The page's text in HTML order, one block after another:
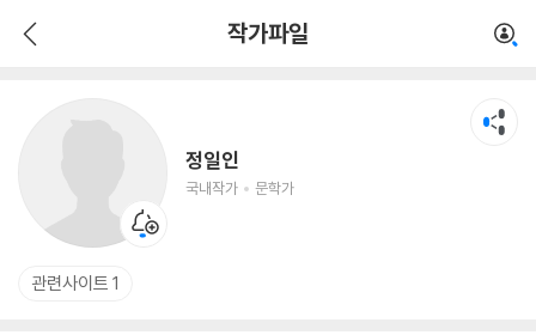
작가파일
정일인
국내작가 문학가
관련사이트 1